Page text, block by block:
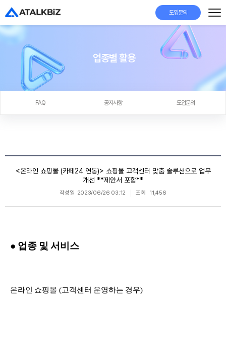
도입문의
업종별 활용
FAQ 공지사항 도입문의
<온라인 쇼핑몰 (카페24 연동)> 쇼핑몰 고객센터 맞춤 솔루션으로 업무
개선 **제안서 포함**
작성일 2023/06/26 03:12 조회 11,456
● 업종 및 서비스
온라인 쇼핑몰 (고객센 터 운영하는 경우)